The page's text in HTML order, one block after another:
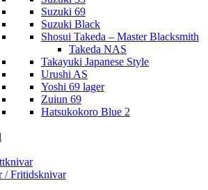
Suzuki 69
Suzuki Black
Shosui Takeda – Master Blacksmith
Takeda NAS
Takayuki Japanese Style
Urushi AS
Yoshi 69 lager
Zuiun 69
Hatsukokoro Blue 2
/ Fritidsknivar